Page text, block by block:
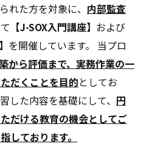
れた方を対象に、 内部監査
【J-SOX入門講座】 および
を開催しています。 当プロ
から評価まで、実務作業の一
だくことを目的としてお
した内容を基礎にして、 円
だける教育の機会としてご
しております。